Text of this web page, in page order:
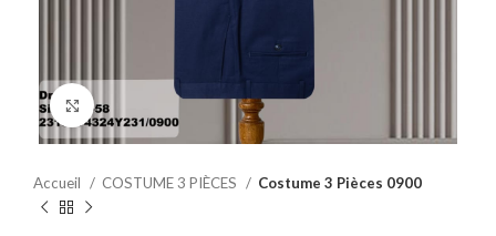
Agrandir
Accueil COSTUME 3 PIÈCES Costume 3 Pièces 0900